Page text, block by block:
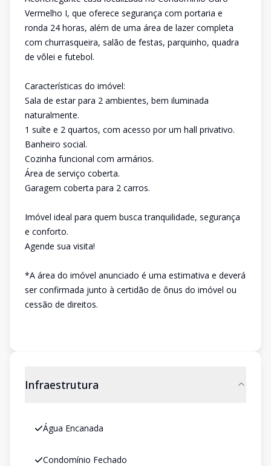
Vermelho I, que oferece segurança com portaria e
ronda 24 horas, além de uma área de lazer completa
com churrasqueira, salão de festas, parquinho, quadra
de vôlei e futebol.
Características do imóvel:
Sala de estar para 2 ambientes, bem iluminada
naturalmente.
1 suíte e 2 quartos, com acesso por um hall privativo.
Banheiro social.
Cozinha funcional com armários.
Área de serviço coberta.
Garagem coberta para 2 carros.
Imóvel ideal para quem busca tranquilidade, segurança
e conforto.
Agende sua visita!
*A área do imóvel anunciado é uma estimativa e deverá
ser confirmada junto à certidão de ônus do imóvel ou
cessão de direitos.
Infraestrutura
Água Encanada
Condomínio Fechado